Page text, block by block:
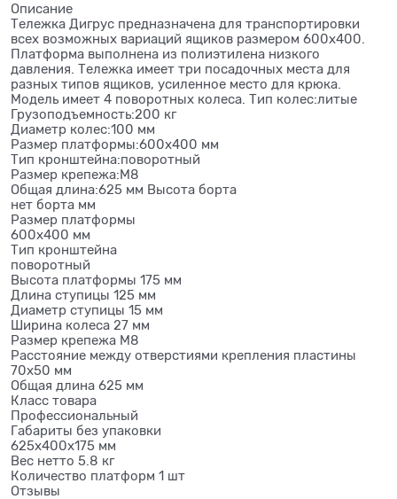
Описание
Тележка Дигрус предназначена для транспортировки
всех возможных вариаций ящиков размером 600х400.
Платформа выполнена из полиэтилена низкого
давления. Тележка имеет три посадочных места для
разных типов ящиков, усиленное место для крюка.
Модель имеет 4 поворотных колеса. Тип колес:литые
Грузоподъемность:200 кг
Диаметр колес:100 мм
Размер платформы:600х400 мм
Тип кронштейна:поворотный
Размер крепежа:М8
Общая длина:625 мм Высота борта
нет борта мм
Размер платформы
600х400 мм
Тип кронштейна
поворотный
Высота платформы 175 мм
Длина ступицы 125 мм
Диаметр ступицы 15 мм
Ширина колеса 27 мм
Размер крепежа М8
Расстояние между отверстиями крепления пластины
70х50 мм
Общая длина 625 мм
Класс товара
Профессиональный
Габариты без упаковки
625х400х175 мм
Вес нетто 5.8 кг
Количество платформ 1 шт
Отзывы